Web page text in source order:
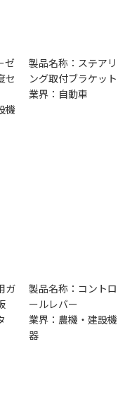
ゼ
セ
機
製品名称：ステアリ
ング取付ブラケット
業界：自動車
ガ
製品名称：コントロ
ールレバー
業界：農機・建設機
器